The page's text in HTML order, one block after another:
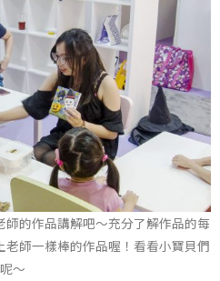
的作品講解吧～充分了解作品的每
師一樣棒的作品喔！看看小寶貝們
～